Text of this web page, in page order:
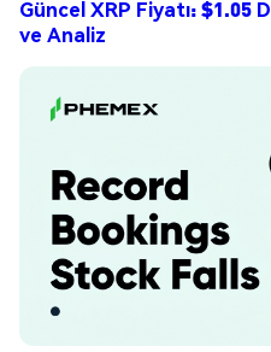
Güncel XRP Fiyatı: $1.05
ve Analiz